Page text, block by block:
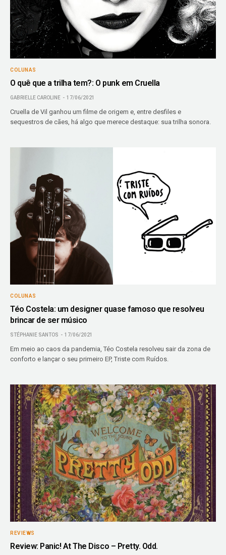
COLUNAS
O quê que a trilha tem?: O punk em Cruella
GABRIELLE CAROLINE 17/06/2021
Cruella de Vil ganhou um filme de origem e, entre desfiles e
sequestros de cães, há algo que merece destaque: sua trilha sonora.
COLUNAS
Téo Costela: um designer quase famoso que resolveu
brincar de ser músico
STÉPHANIE SANTOS 17/06/2021
Em meio ao caos da pandemia, Téo Costela resolveu sair da zona de
conforto e lançar o seu primeiro EP, Triste com Ruídos.
REVIEWS
Review: Panic! At The Disco – Pretty. Odd.